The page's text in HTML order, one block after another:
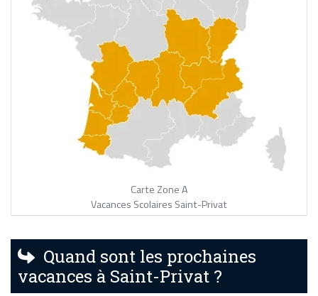
Carte Zone A
Vacances Scolaires Saint-Privat
Quand sont les prochaines
vacances à Saint-Privat ?